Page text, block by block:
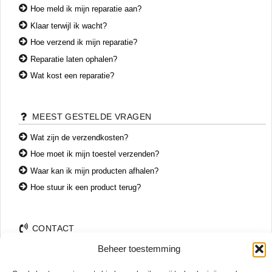
Beheer toestemming
Hoe meld ik mijn reparatie aan?
Klaar terwijl ik wacht?
Hoe verzend ik mijn reparatie?
Reparatie laten ophalen?
Wat kost een reparatie?
MEEST GESTELDE VRAGEN
Wat zijn de verzendkosten?
Hoe moet ik mijn toestel verzenden?
Waar kan ik mijn producten afhalen?
Hoe stuur ik een product terug?
CONTACT